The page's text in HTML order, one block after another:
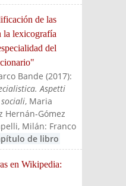
de las
la lexicografía
del
Bande (2017):
Aspetti
, Maria
Hernán-Gómez
, Milán: Franco
de libro
en Wikipedia: